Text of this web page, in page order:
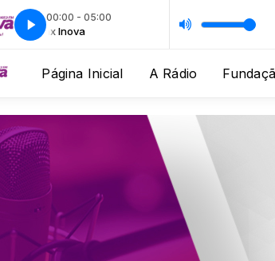
00:00 - 05:00
Relax Inova
Página Inicial A Rádio